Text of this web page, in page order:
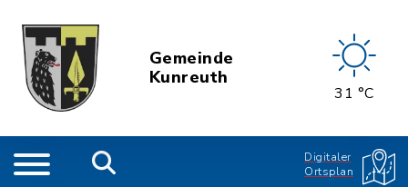
Gemeinde
Kunreuth
31 °C
Digitaler
Ortsplan